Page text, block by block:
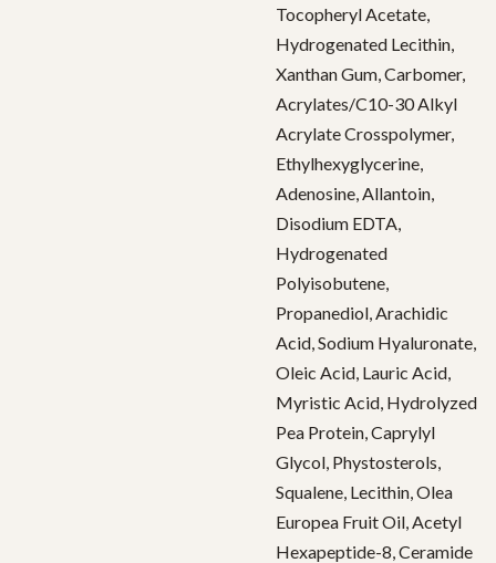
Tocopheryl Acetate,
Hydrogenated Lecithin,
Xanthan Gum, Carbomer,
Acrylates/C10-30 Alkyl
Acrylate Crosspolymer,
Ethylhexyglycerine,
Adenosine, Allantoin,
Disodium EDTA,
Hydrogenated
Polyisobutene,
Propanediol, Arachidic
Acid, Sodium Hyaluronate,
Oleic Acid, Lauric Acid,
Myristic Acid, Hydrolyzed
Pea Protein, Caprylyl
Glycol, Phystosterols,
Squalene, Lecithin, Olea
Europea Fruit Oil, Acetyl
Hexapeptide-8, Ceramide